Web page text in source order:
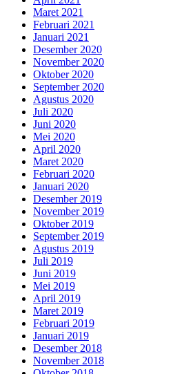
Maret 2021
Februari 2021
Januari 2021
Desember 2020
November 2020
Oktober 2020
September 2020
Agustus 2020
Juli 2020
Juni 2020
Mei 2020
April 2020
Maret 2020
Februari 2020
Januari 2020
Desember 2019
November 2019
Oktober 2019
September 2019
Agustus 2019
Juli 2019
Juni 2019
Mei 2019
April 2019
Maret 2019
Februari 2019
Januari 2019
Desember 2018
November 2018